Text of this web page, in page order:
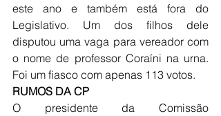
este ano e também está fora do
Legislativo. Um dos filhos dele
disputou uma vaga para vereador com
o nome de professor Coraíni na urna.
Foi um fiasco com apenas 113 votos.
RUMOS DA CP
O presidente da Comissão